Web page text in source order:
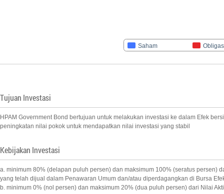
Saham
Tujuan Investasi
HPAM Government Bond bertujuan untuk melakukan investasi ke dalam Efek
peningkatan nilai pokok untuk mendapatkan nilai investasi yang stabil
Kebijakan Investasi
a. minimum 80% (delapan puluh persen) dan maksimum 100% (seratus persen)
yang telah dijual dalam Penawaran Umum dan/atau diperdagangkan di Bursa
b. minimum 0% (nol persen) dan maksimum 20% (dua puluh persen) dari Nilai